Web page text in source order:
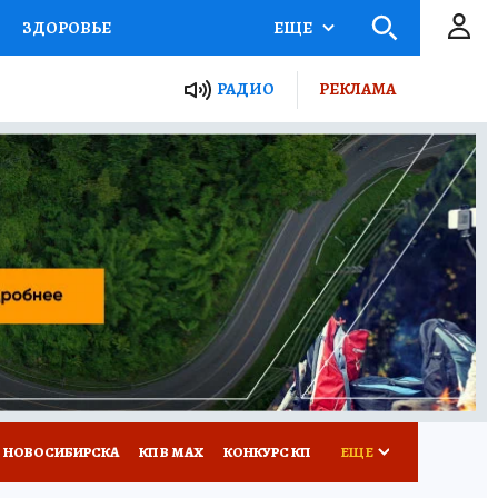
ЗДОРОВЬЕ
Я ЗНАЮ СЕМЬЯ
СЕРИАЛЫ
ВСЕ О КП РАДИО КП
ЕЩЕ
РАДИО РЕКЛАМА
КП В МАХ КОНКУРС КП ЕЩЕ